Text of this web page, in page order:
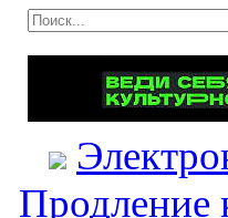
Продление